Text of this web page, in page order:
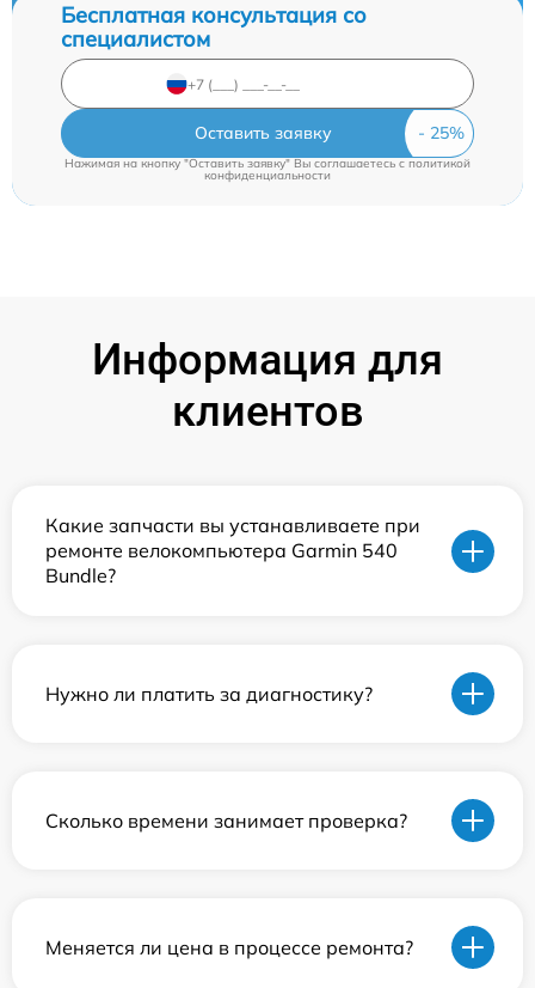
Бесплатная консультация со
специалистом
Оставить заявку
Нажимая на кнопку "Оставить заявку" Вы соглашаетесь cполитикой
конфиденциальности
Информация для
клиентов
Какие запчасти вы устанавливаете при
ремонте велокомпьютера Garmin 540
Bundle?
Нужно ли платить за диагностику?
Сколько времени занимает проверка?
Меняется ли цена в процессе ремонта?